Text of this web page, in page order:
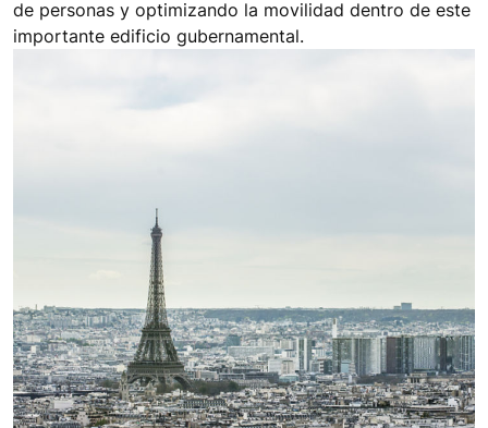
de personas y optimizando la movilidad dentro de este
importante edificio gubernamental.